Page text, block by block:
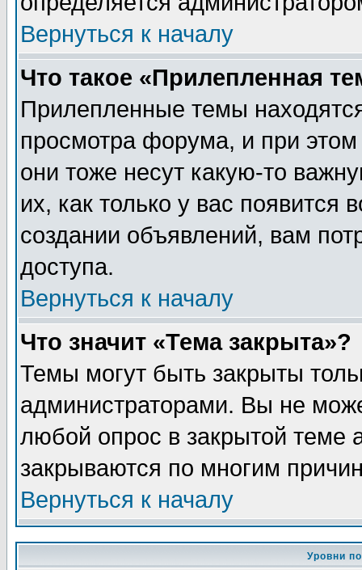
Вернуться к началу
Что такое «Прилепленная
Прилепленные темы
просмотра форума, и при
они тоже несут какую-то
их, как только у вас появится
создании объявлений, вам
доступа.
Вернуться к началу
Что значит «Тема закрыта»?
Темы могут быть закрыты
администраторами. Вы не
любой опрос в закрытой теме
закрываются по многим
Вернуться к началу
Уровни